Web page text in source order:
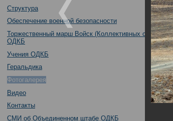
Структура
Обеспечение военной безопасности
Торжественный марш Войск (Коллективных сил)
ОДКБ
Учения ОДКБ
Геральдика
Фотогалерея
Видео
Контакты
СМИ об Объединенном штабе ОДКБ